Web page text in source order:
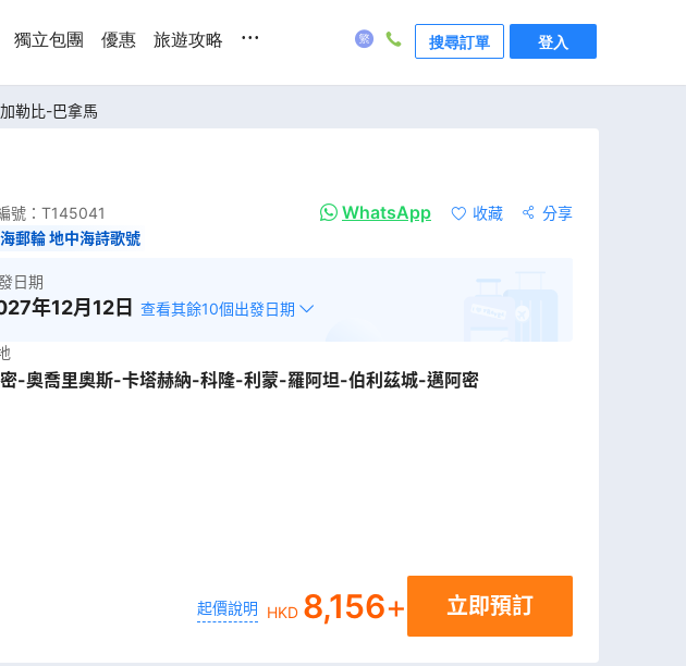
獨立包團 優惠 旅遊攻略 ... 搜尋訂單 登入
勒比-巴拿馬
號： T145041 WhatsApp 收藏
分享
郵輪 地中海詩歌號
日期
年12月12日 查看其餘10個出發日期
-奧喬里奧斯-卡塔赫納-科隆-利蒙-羅阿坦-伯利茲城-邁阿密
起價說明 HKD 8,156+ 立即預訂